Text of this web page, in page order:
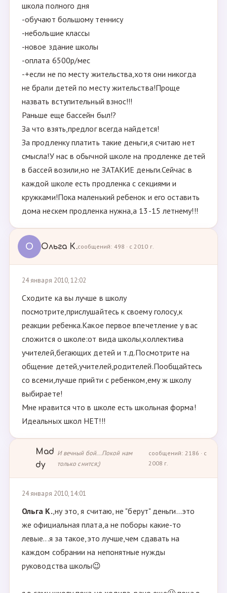
школа полного дня
-обучают большому теннису
-небольшие классы
-новое здание школы
-оплата 6500р/мес
-+если не по месту жительства,хотя они никогда
не брали детей по месту жительства!Проще
назвать вступительный взнос!!!
Раньше еще бассейн был!?
За что взять,предлог всегда найдется!
За продленку платить такие деньги,я считаю нет
смысла!У нас в обычной школе на продленке детей
в бассей возили,но не ЗАТАКИЕ деньги.Сейчас в
каждой школе есть продленка с секциями и
кружками!Пока маленький ребенок и его оставить
дома нескем продленка нужна,а 13-15 летнему!!!
О Ольга К.сообщений: 498 · с 2010 г.
24 января 2010, 12:02
Сходите ка вы лучше в школу
посмотрите,прислушайтесь к своему голосу,к
реакции ребенка.Какое первое впечетление у вас
сложится о школе:от вида школы,коллектива
учителей,бегающих детей и т.д.Посмотрите на
общение детей,учителей,родителей.Пообщайтесь
со всеми,лучше прийти с ребенком,ему ж школу
выбираете!
Мне нравится что в школе есть школьная форма!
Идеальных школ НЕТ!!!
Mad
dy
И вечный бой...Покой нам
только снится;)
сообщений: 2186 · с
2008 г.
24 января 2010, 14:01
Ольга К.,ну это, я считаю, не "берут" деньги...это
же официальная плата,а не поборы какие-то
левые...я за такое,это лучше,чем сдавать на
каждом собрании на непонятные нужды
руководства школы😉